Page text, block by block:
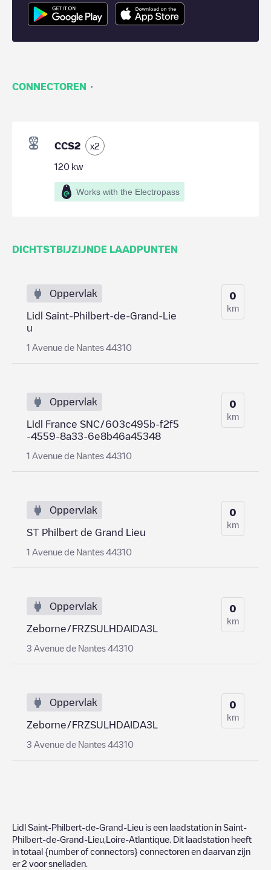
CONNECTOREN ·
CCS2 x2
120 kw
Works with the Electropass
DICHTSTBIJZIJNDE LAADPUNTEN
Oppervlak
Lidl Saint-Philbert-de-Grand-Lie
u
1 Avenue de Nantes 44310
0
km
Oppervlak
Lidl France SNC/603c495b-f2f5
-4559-8a33-6e8b46a45348
1 Avenue de Nantes 44310
0
km
Oppervlak
ST Philbert de Grand Lieu
1 Avenue de Nantes 44310
0
km
Oppervlak
Zeborne/FRZSULHDAIDA3L
3 Avenue de Nantes 44310
0
km
Oppervlak
Zeborne/FRZSULHDAIDA3L
3 Avenue de Nantes 44310
0
km
Lidl Saint-Philbert-de-Grand-Lieu is een laadstation in Saint-
Philbert-de-Grand-Lieu Loire-Atlantique . Dit laadstation heeft
in totaal {number of connectors} connectoren en daarvan zijn
er2 voor snelladen.